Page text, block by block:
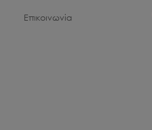
Επικοινωνία